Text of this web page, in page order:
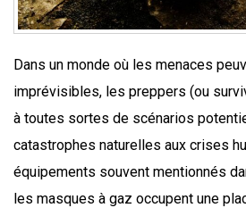
Dans un monde où les menaces
imprévisibles, les preppers (ou
à toutes sortes de scénarios
catastrophes naturelles aux crises
équipements souvent mentionnés
les masques à gaz occupent une